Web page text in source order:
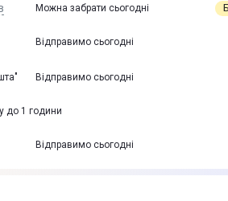
Можна забрати сьогодні
Відправимо сьогодні
Відправимо сьогодні
до 1 години
Відправимо сьогодні